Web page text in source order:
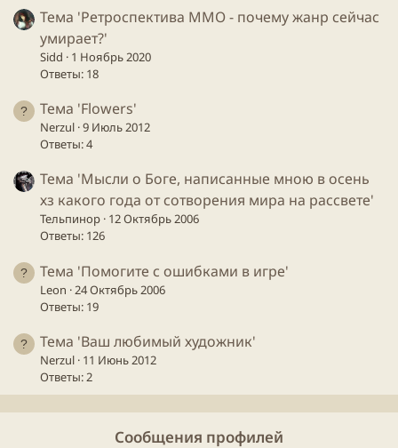
Тема 'Ретроспектива ММО - почему жанр сейчас
умирает?'
Sidd
1 Ноябрь 2020
Ответы: 18
Тема 'Flowers'
Nerzul 9 Июль 2012
Ответы: 4
Тема 'Мысли о Боге, написанные мною в осень
хз какого года от сотворения мира на рассвете'
Тельпинор 12 Октябрь 2006
Ответы: 126
Тема 'Помогите с ошибками в игре'
Leon
24 Октябрь 2006
Ответы: 19
Тема 'Ваш любимый художник'
Nerzul 11 Июнь 2012
Ответы: 2
Сообщения профилей